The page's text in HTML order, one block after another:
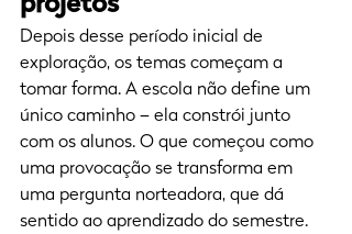
Depois desse período inicial de
exploração, os temas começam a
tomar forma. A escola não define um
único caminho – ela constrói junto
com os alunos. O que começou como
uma provocação se transforma em
uma pergunta norteadora, que dá
sentido ao aprendizado do semestre.